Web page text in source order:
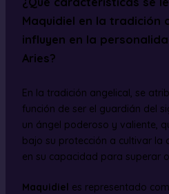
Maquidiel en la tradición
influyen en la
Aries?
En la tradición angelical, se
función de ser el guardián del
un ángel poderoso y valiente,
bajo su protección a cultivar la
en su capacidad para superar
Maquidiel es representado